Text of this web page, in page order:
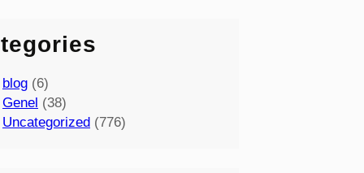
blog (6)
Genel (38)
Uncategorized (776)